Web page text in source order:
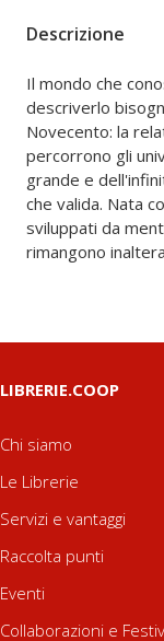
Descrizione
Il mondo che
descriverlo
Novecento: la
percorrono gli
grande e
che valida. Nata
sviluppati da
rimangono
aggiornamenti;
classica ha
fisica, che sono
riferiscono, e
della razionalità
E anche se si
LIBRERIE.COOP
Chi siamo
Le Librerie
Servizi e vantaggi
Raccolta punti
Eventi
Collaborazioni e